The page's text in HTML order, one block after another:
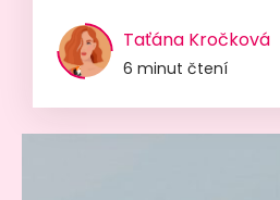
Taťána Kročková
6 minut čtení